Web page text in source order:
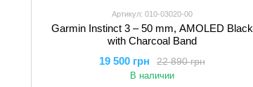
Артикул: 010-03020-00
Garmin Instinct 3 – 50 mm, AMOLED Black
with Charcoal Band
22 890 грн
19 500 грн
В наличии